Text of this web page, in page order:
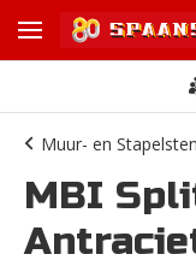
Muur- en
MBI